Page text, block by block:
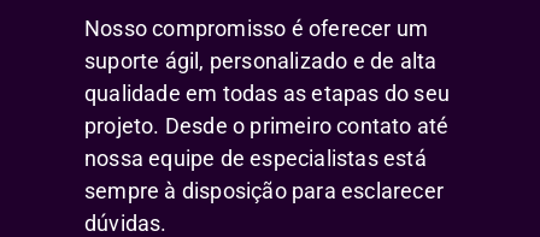
Nosso compromisso é oferecer um
suporte ágil, personalizado e de alta
qualidade em todas as etapas do seu
projeto. Desde o primeiro contato até
nossa equipe de especialistas está
sempre à disposição para esclarecer
dúvidas.